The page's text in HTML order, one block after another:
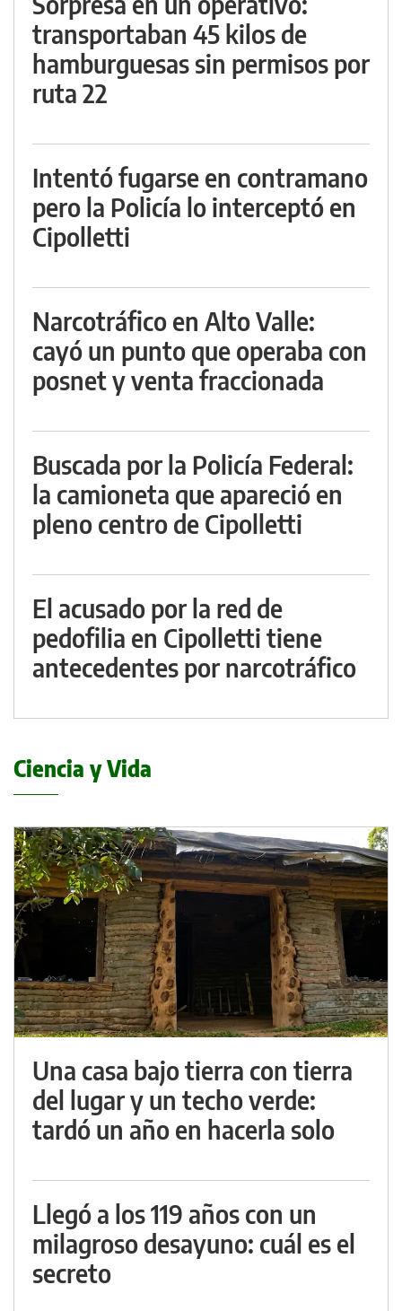
transportaban 45 kilos de
hamburguesas sin permisos por
ruta 22
Intentó fugarse en contramano
pero la Policía lo interceptó en
Cipolletti
Narcotráfico en Alto Valle:
cayó un punto que operaba con
posnet y venta fraccionada
Buscada por la Policía Federal:
la camioneta que apareció en
pleno centro de Cipolletti
El acusado por la red de
pedofilia en Cipolletti tiene
antecedentes por narcotráfico
Ciencia y Vida
Una casa bajo tierra con tierra
del lugar y un techo verde:
tardó un año en hacerla solo
Llegó a los 119 años con un
milagroso desayuno: cuál es el
secreto